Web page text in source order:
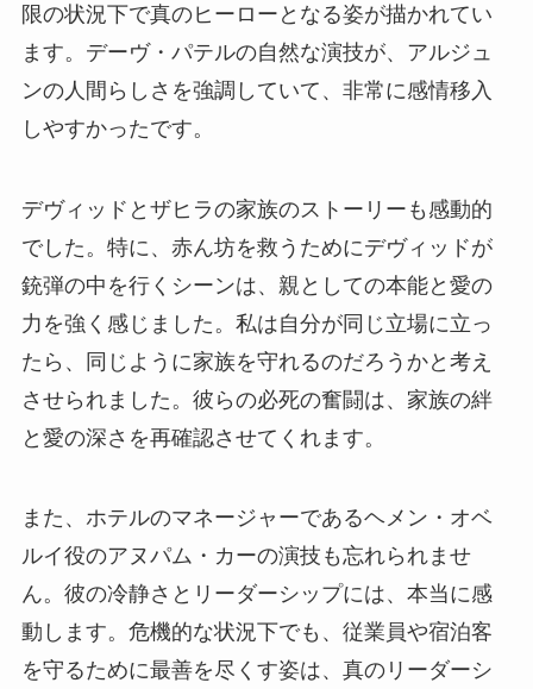
限の状況下で真のヒーローとなる姿が描かれてい
ます。デーヴ・パテルの自然な演技が、アルジュ
ンの人間らしさを強調していて、非常に感情移入
しやすかったです。
デヴィッドとザヒラの家族のストーリーも感動的
でした。特に、赤ん坊を救うためにデヴィッドが
銃弾の中を行くシーンは、親としての本能と愛の
力を強く感じました。私は自分が同じ立場に立っ
たら、同じように家族を守れるのだろうかと考え
させられました。彼らの必死の奮闘は、家族の絆
と愛の深さを再確認させてくれます。
また、ホテルのマネージャーであるヘメン・オベ
ルイ役のアヌパム・カーの演技も忘れられませ
ん。彼の冷静さとリーダーシップには、本当に感
動します。危機的な状況下でも、従業員や宿泊客
を守るために最善を尽くす姿は、真のリーダーシ